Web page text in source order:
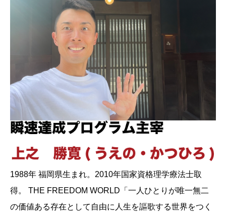
1988年 福岡県生まれ。2010年国家資格理学療法士取
得。 THE FREEDOM WORLD「一人ひとりが唯一無二
の価値ある存在として自由に人生を謳歌する世界をつく